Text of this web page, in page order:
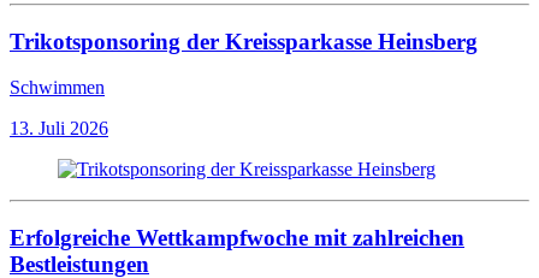
Trikotsponsoring der Kreissparkasse Heinsberg
Schwimmen
13. Juli 2026
Erfolgreiche Wettkampfwoche mit zahlreichen
Bestleistungen